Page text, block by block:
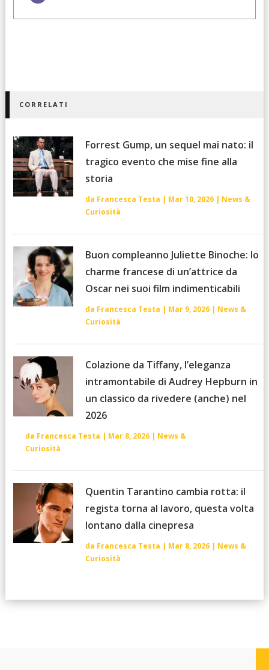
CORRELATI
Forrest Gump, un sequel mai nato: il
tragico evento che mise fine alla
storia
da Francesca Testa | Mar 10, 2026| News &
Curiosità
Buon compleanno Juliette Binoche: lo
charme francese di un’attrice da
Oscar nei suoi film indimenticabili
da Francesca Testa | Mar 9, 2026| News &
Curiosità
Colazione da Tiffany, l’eleganza
intramontabile di Audrey Hepburn in
un classico da rivedere (anche) nel
2026
da Francesca Testa | Mar 8, 2026| News &
Curiosità
Quentin Tarantino cambia rotta: il
regista torna al lavoro, questa volta
lontano dalla cinepresa
da Francesca Testa | Mar 8, 2026| News &
Curiosità